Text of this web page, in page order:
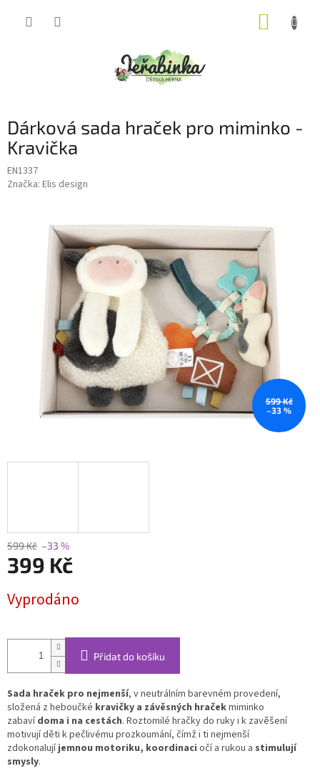
Dárková sada hraček pro miminko -
Kravička
EN1337
Značka: Elis design
599 Kč
–33 %
599 Kč –33 %
399 Kč
cena:
Vyprodáno
Přidat do košíku
Sada hraček pro nejmenší, v neutrálním barevném provedení,
složená z heboučké kravičky a závěsných hračekmiminko
zabavídoma i na cestách. Roztomilé hračky do ruky i k zavěšení
motivují děti k pečlivému prozkoumání, čímž i ti nejmenší
zdokonalujíjemnou motoriku, koordinaci očí a rukou a stimulují
smysly.